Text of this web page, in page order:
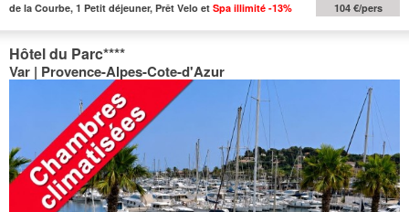
de la Courbe, 1 Petit déjeuner, Prêt Velo et Spa illimité -13%
104 €/pers
Hôtel du Parc****
Var | Provence-Alpes-Cote-d'Azur